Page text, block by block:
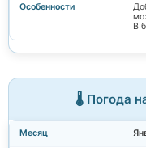
В
🌡️ Погода